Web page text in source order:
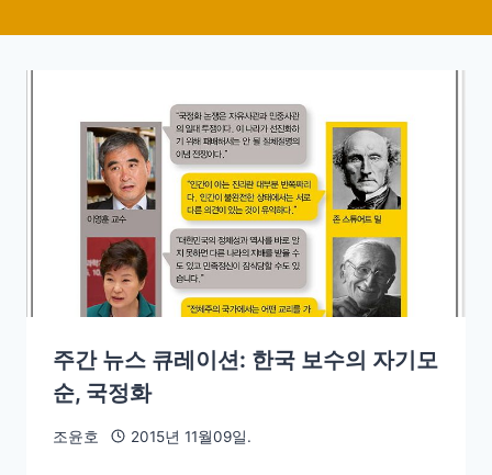
주간 뉴스 큐레이션: 한국 보수의 자기모
순, 국정화
조윤호 2015년 11월09일.